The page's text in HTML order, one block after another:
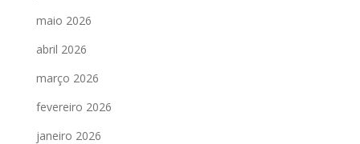
maio 2026
abril 2026
março 2026
fevereiro 2026
janeiro 2026